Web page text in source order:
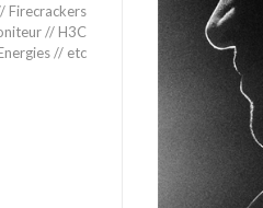
Firecrackers
// H3C
// etc